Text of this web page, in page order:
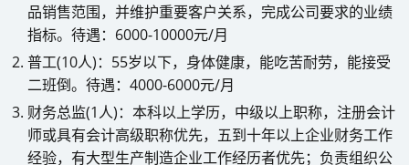
品销售范围，并维护重要客户关系，完成公司要求的业绩
指标。待遇：6000-10000元/月
普工(10人)：55岁以下，身体健康，能吃苦耐劳，能接受
二班倒。待遇：4000-6000元/月
财务总监(1人)：本科以上学历，中级以上职称，注册会计
师或具有会计高级职称优先，五到十年以上企业财务工作
经验，有大型生产制造企业工作经历者优先；负责组织公